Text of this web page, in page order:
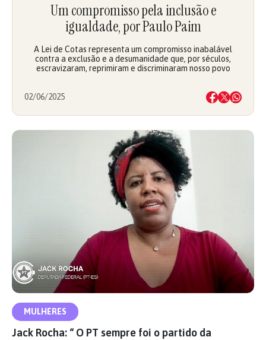
Um compromisso pela inclusão e
igualdade, por Paulo Paim
A Lei de Cotas representa um compromisso inabalável
contra a exclusão e a desumanidade que, por séculos,
escravizaram, reprimiram e discriminaram nosso povo
02/06/2025
MULHERES
Jack Rocha: “ O PT sempre foi o partido da